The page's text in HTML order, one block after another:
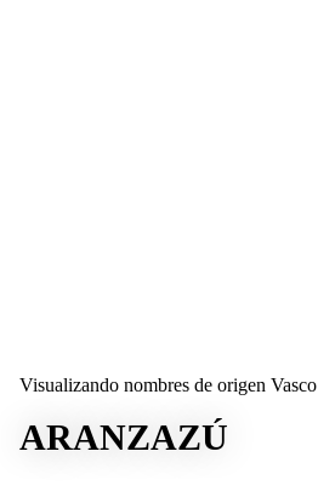
Visualizando nombres de origen Vasco
ARANZAZÚ